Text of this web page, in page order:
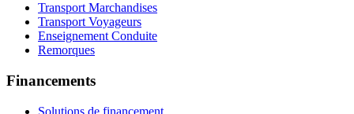
Transport Marchandises
Transport Voyageurs
Enseignement Conduite
Remorques
Financements
Solutions de financement